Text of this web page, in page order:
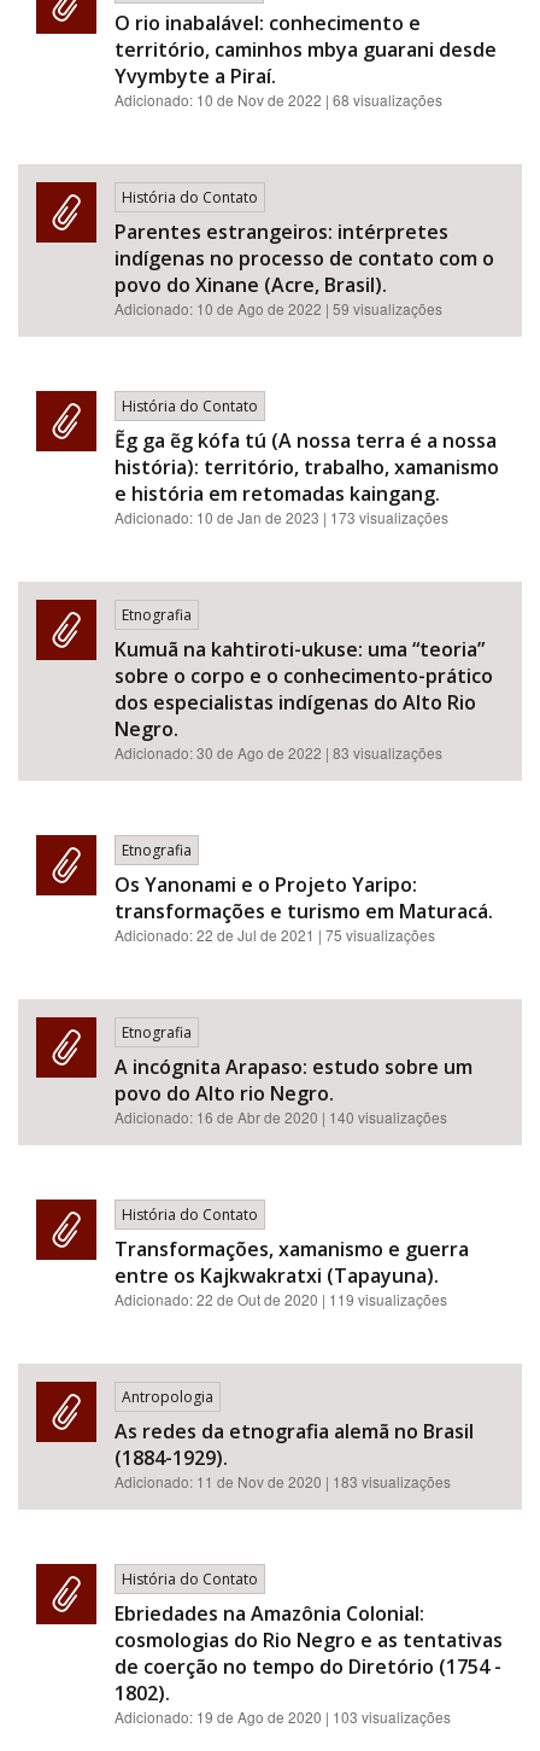
O rio inabalável: conhecimento e
território, caminhos mbya guarani desde
Yvymbyte a Piraí.
Adicionado: 10 de Nov de 2022 | 68 visualizações
História do Contato
Parentes estrangeiros: intérpretes
indígenas no processo de contato com o
povo do Xinane (Acre, Brasil).
Adicionado: 10 de Ago de 2022 | 59 visualizações
História do Contato
Ẽg ga ẽg kófa tú (A nossa terra é a nossa
história): território, trabalho, xamanismo
e história em retomadas kaingang.
Adicionado: 10 de Jan de 2023 | 173 visualizações
Etnografia
Kumuã na kahtiroti-ukuse: uma “teoria”
sobre o corpo e o conhecimento-prático
dos especialistas indígenas do Alto Rio
Negro.
Adicionado:30 de Ago de 2022 | 83 visualizações
Etnografia
Os Yanonami e o Projeto Yaripo:
transformações e turismo em Maturacá.
Adicionado:22 de Jul de 2021 | 75 visualizações
Etnografia
A incógnita Arapaso: estudo sobre um
povo do Alto rio Negro.
Adicionado: 16 de Abr de 2020 | 140 visualizações
História do Contato
Transformações, xamanismo e guerra
entre os Kajkwakratxi (Tapayuna).
Adicionado:22 de Out de 2020 | 119 visualizações
Antropologia
As redes da etnografia alemã no Brasil
(1884-1929).
Adicionado: 11 de Nov de 2020 | 183 visualizações
História do Contato
Ebriedades na Amazônia Colonial:
cosmologias do Rio Negro e as tentativas
de coerção no tempo do Diretório (1754 -
1802).
Adicionado: 19 de Ago de 2020 | 103 visualizações